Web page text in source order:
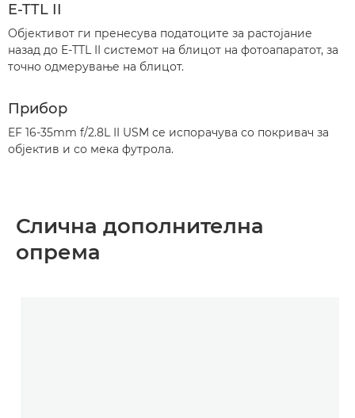
E-TTL II
Објективот ги пренесува податоците за растојание
назад до E-TTL II системот на блицот на фотоапаратот, за
точно одмерување на блицот.
Прибор
EF 16-35mm f/2.8L II USM се испорачува со покривач за
објектив и со мека футрола.
Слична дополнителна
опрема